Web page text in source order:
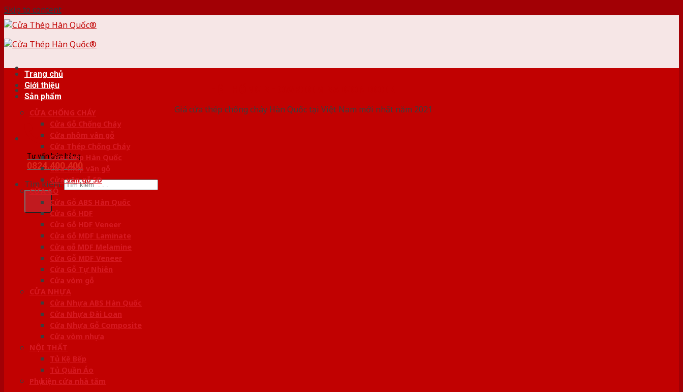
Skip to content
Giá cửa thép chống cháy Hàn Quốc tại Việt Nam mới nhất năm 2021
Tư vấn bán hàng
0824.400.400
Tìm kiếm:
Trang chủ
Giới thiệu
Sản phẩm
CỬA CHỐNG CHÁY
Cửa Gỗ Chống Cháy
Cửa nhôm vân gỗ
Cửa Thép Chống Cháy
Cửa thép Hàn Quốc
Cửa thép vân gỗ
Cửa vân gỗ 5D
CỬA GỖ
Cửa Gỗ ABS Hàn Quốc
Cửa Gỗ HDF
Cửa Gỗ HDF Veneer
Cửa Gỗ MDF Laminate
Cửa gỗ MDF Melamine
Cửa Gỗ MDF Veneer
Cửa Gỗ Tự Nhiên
Cửa vòm gỗ
CỬA NHỰA
Cửa Nhựa ABS Hàn Quốc
Cửa Nhựa Đài Loan
Cửa Nhựa Gỗ Composite
Cửa vòm nhựa
NỘI THẤT
Tủ Kệ Bếp
Tủ Quần Áo
Phụ kiện cửa nhà tắm